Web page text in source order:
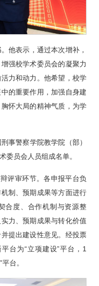
他表示，通过本次增补，
强校学术委员会的凝聚力
力和动力。他希望，校学
的重要作用，加强自身建
怀大局的精神气质，为学
事警察学院教学院（部）
委员会人员组成名单。
评审环节。各申报平台负
制、预期成果等方面进行
合度、合作机制与资源整
力、预期成果与转化价值
提出建设性意见。经投票
台为“立项建设”平台，1
台。